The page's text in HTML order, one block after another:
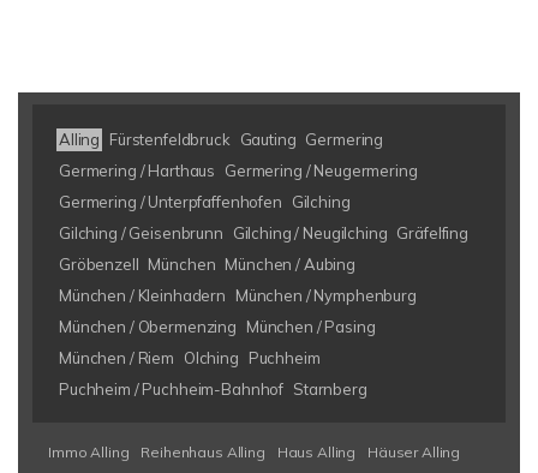
Alling Fürstenfeldbruck Gauting Germering
Germering / Harthaus
Germering / Neugermering
Germering / Unterpfaffenhofen
Gilching
Gilching / Geisenbrunn
Gilching / Neugilching Gräfelfing
Gröbenzell München München / Aubing
München / Kleinhadern
München / Nymphenburg
München / Obermenzing
München / Pasing
München / Riem
Olching
Puchheim
Puchheim / Puchheim-Bahnhof Starnberg
Immo Alling Reihenhaus Alling Haus Alling
Häuser Alling